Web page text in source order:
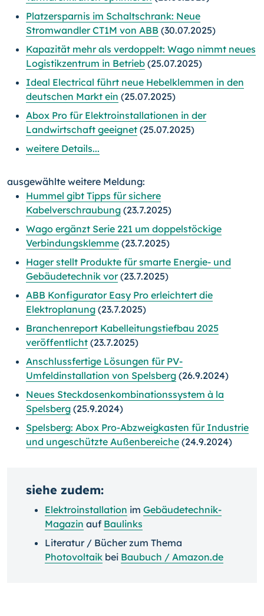
Platzersparnis im Schaltschrank: Neue
Stromwandler CT1M von ABB (30.07.2025)
Kapazität mehr als verdoppelt: Wago nimmt neues
Logistikzentrum in Betrieb (25.07.2025)
Ideal Electrical führt neue Hebelklemmen in den
deutschen Markt ein (25.07.2025)
Abox Pro für Elektroinstallationen in der
Landwirtschaft geeignet (25.07.2025)
weitere Details...
ausgewählte weitere Meldung:
Hummel gibt Tipps für sichere
Kabelverschraubung (23.7.2025)
Wago ergänzt Serie 221 um doppelstöckige
Verbindungsklemme (23.7.2025)
Hager stellt Produkte für smarte Energie- und
Gebäudetechnik vor(23.7.2025)
ABB Konfigurator Easy Pro erleichtert die
Elektroplanung (23.7.2025)
Branchenreport Kabelleitungstiefbau 2025
veröffentlicht (23.7.2025)
Anschlussfertige Lösungen für PV-
Umfeldinstallation von Spelsberg (26.9.2024)
Neues Steckdosenkombinationssystem à la
Spelsberg (25.9.2024)
Spelsberg: Abox Pro-Abzweigkasten für Industrie
und ungeschützte Außenbereiche (24.9.2024)
siehe zudem:
Elektroinstallation im Gebäudetechnik-
Magazin auf Baulinks
Literatur / Bücher zum Thema
Photovoltaik bei Baubuch / Amazon.de